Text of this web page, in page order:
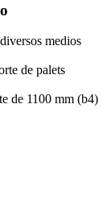
medios
de palets
de 1100 mm (b4)